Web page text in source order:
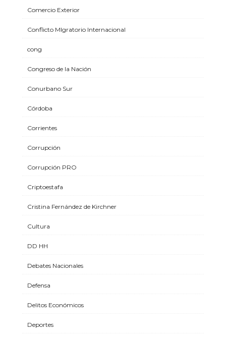
Comercio Exterior
Conflicto MIgratorio Internacional
cong
Congreso de la Nación
Conurbano Sur
Córdoba
Corrientes
Corrupción
Corrupción PRO
Criptoestafa
Cristina Fernández de Kirchner
Cultura
DD HH
Debates Nacionales
Defensa
Delitos Económicos
Deportes